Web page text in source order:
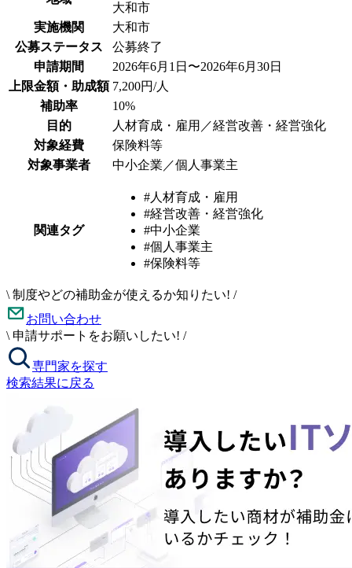
大和市
実施機関
大和市
公募ステータス
公募終了
申請期間
2026年6月1日〜2026年6月30日
上限金額・助成額 7,200円/人
補助率
10%
目的
人材育成・雇用／経営改善・経営強化
対象経費
保険料等
対象事業者
中小企業／個人事業主
関連タグ
#人材育成・雇用
#経営改善・経営強化
#中小企業
#個人事業主
#保険料等
\ 制度やどの補助金が使えるか知りたい! /
お問い合わせ
\ 申請サポートをお願いしたい! /
専門家を探す
検索結果に戻る